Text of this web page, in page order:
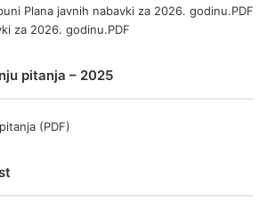
Plana javnih nabavki za 2026. godinu.PDF
za 2026. godinu.PDF
pitanja – 2025
(PDF)